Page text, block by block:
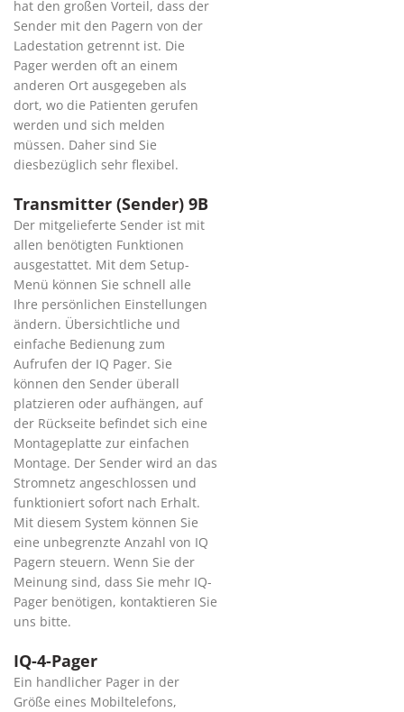
hat den großen Vorteil, dass der
Sender mit den Pagern von der
Ladestation getrennt ist. Die
Pager werden oft an einem
anderen Ort ausgegeben als
dort, wo die Patienten gerufen
werden und sich melden
müssen. Daher sind Sie
diesbezüglich sehr flexibel.
Transmitter (Sender) 9B
Der mitgelieferte Sender ist mit
allen benötigten Funktionen
ausgestattet. Mit dem Setup-
Menü können Sie schnell alle
Ihre persönlichen Einstellungen
ändern. Übersichtliche und
einfache Bedienung zum
Aufrufen der IQ Pager. Sie
können den Sender überall
platzieren oder aufhängen, auf
der Rückseite befindet sich eine
Montageplatte zur einfachen
Montage. Der Sender wird an das
Stromnetz angeschlossen und
funktioniert sofort nach Erhalt.
Mit diesem System können Sie
eine unbegrenzte Anzahl von IQ
Pagern steuern. Wenn Sie der
Meinung sind, dass Sie mehr IQ-
Pager benötigen, kontaktieren Sie
uns bitte.
IQ-4-Pager
Ein handlicher Pager in der
Größe eines Mobiltelefons,